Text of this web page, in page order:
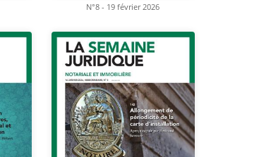
N°8 - 19 février 2026